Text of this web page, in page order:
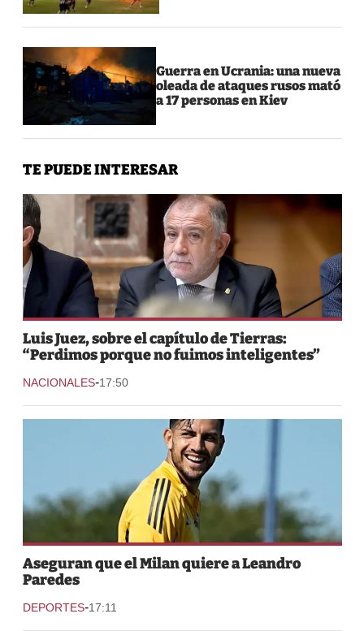
Guerra en Ucrania: una nueva
oleada de ataques rusos mató
a 17 personas en Kiev
TE PUEDE INTERESAR
Luis Juez, sobre el capítulo de Tierras:
“Perdimos porque no fuimos inteligentes”
NACIONALES-17:50
Aseguran que el Milan quiere a Leandro
Paredes
DEPORTES-17:11